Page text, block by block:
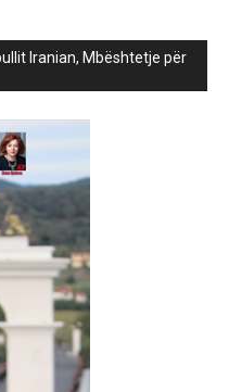
Iranian, Mbështetje për